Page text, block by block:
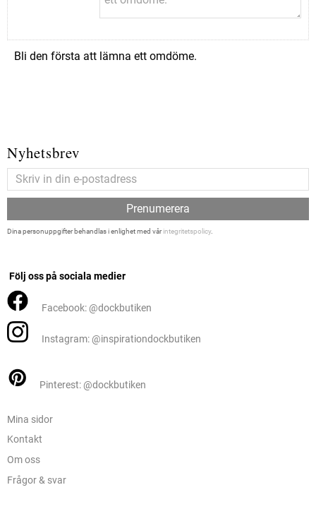
Bli den första att lämna ett omdöme.
Nyhetsbrev
Prenumerera
Dina personuppgifter behandlas i enlighet med vårintegritetspolicy.
Följ oss på sociala medier
Facebook: @dockbutiken
Instagram: @inspirationdockbutiken
Pinterest: @dockbutiken
Mina sidor
Kontakt
Om oss
Frågor & svar